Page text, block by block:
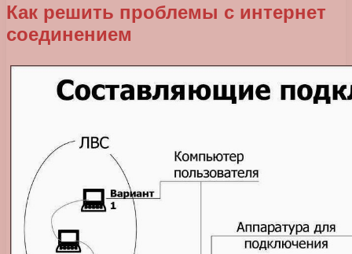
Как решить проблемы с интернет
соединением